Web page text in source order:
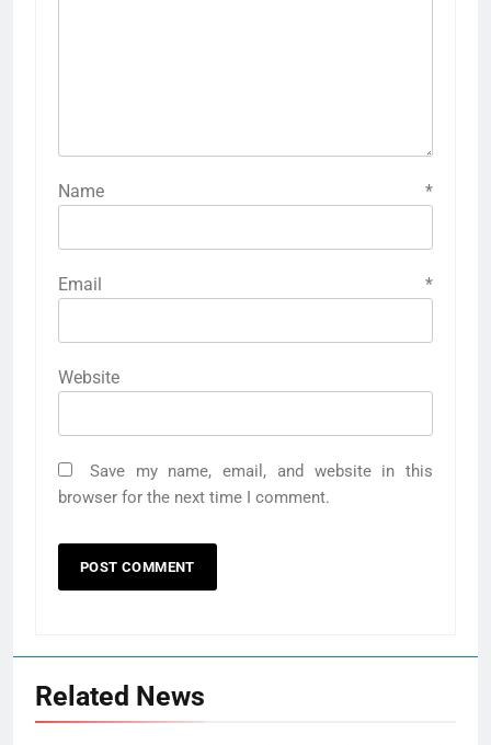
Name *
Email *
Website
Save my name, email, and website in this
browser for the next time I comment.
Related News